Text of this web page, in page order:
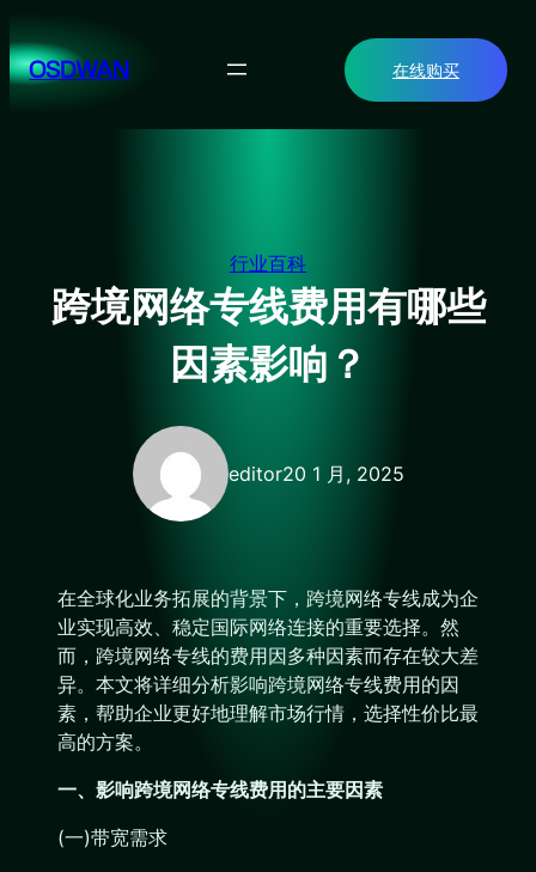
至
内OSDWAN 在线购买
行业百科
跨境网络专线费用有哪些
因素影响？
editor20 1 月, 2025
在全球化业务拓展的背景下，跨境网络专线成为企
业实现高效、稳定国际网络连接的重要选择。然
而，跨境网络专线的费用因多种因素而存在较大差
异。本文将详细分析影响跨境网络专线费用的因
素，帮助企业更好地理解市场行情，选择性价比最
高的方案。
一、影响跨境网络专线费用的主要因素
(一)带宽需求